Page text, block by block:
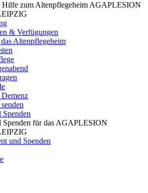
zum Altenpflegeheim AGAPLESION
& Verfügungen
Altenpflegeheim
Spenden
Spenden für das AGAPLESION
und Spenden